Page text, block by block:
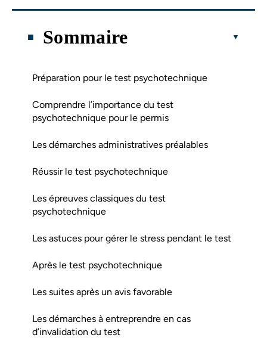
Sommaire
Préparation pour le test psychotechnique
Comprendre l’importance du test
psychotechnique pour le permis
Les démarches administratives préalables
Réussir le test psychotechnique
Les épreuves classiques du test
psychotechnique
Les astuces pour gérer le stress pendant le test
Après le test psychotechnique
Les suites après un avis favorable
Les démarches à entreprendre en cas
d’invalidation du test